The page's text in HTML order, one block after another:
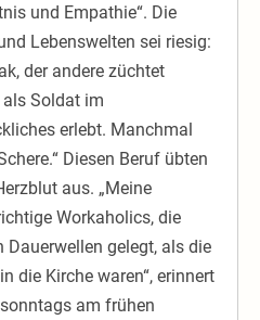
und Empathie“. Die
Lebenswelten sei riesig:
der andere züchtet
als Soldat im
erlebt. Manchmal
Diesen Beruf übten
aus. „Meine
Workaholics, die
gelegt, als die
die Kirche waren“, erinnert
am frühen